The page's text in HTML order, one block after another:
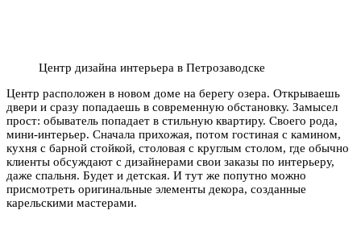
Центр дизайна интерьера в Петрозаводске
Центр расположен в новом доме на берегу озера. Открываешь
двери и сразу попадаешь в современную обстановку. Замысел
прост: обыватель попадает в стильную квартиру. Своего рода,
мини-интерьер. Сначала прихожая, потом гостиная с камином,
кухня с барной стойкой, столовая с круглым столом, где обычно
клиенты обсуждают с дизайнерами свои заказы по интерьеру,
даже спальня. Будет и детская. И тут же попутно можно
присмотреть оригинальные элементы декора, созданные
карельскими мастерами.